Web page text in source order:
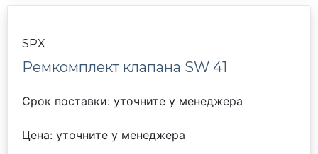
SPX
Ремкомплект клапана SW 41
Срок поставки: уточните у менеджера
Цена: уточните у менеджера